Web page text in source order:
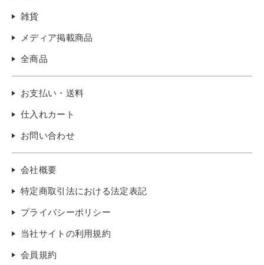
雑貨
メディア掲載商品
全商品
お支払い・送料
仕入れカート
お問い合わせ
会社概要
特定商取引法における法定表記
プライバシーポリシー
当社サイトの利用規約
会員規約